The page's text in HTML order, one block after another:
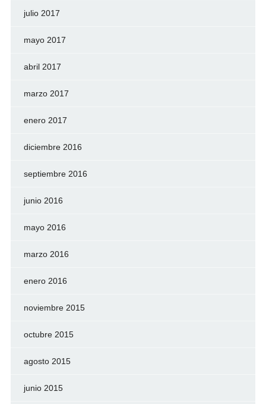
julio 2017
mayo 2017
abril 2017
marzo 2017
enero 2017
diciembre 2016
septiembre 2016
junio 2016
mayo 2016
marzo 2016
enero 2016
noviembre 2015
octubre 2015
agosto 2015
junio 2015